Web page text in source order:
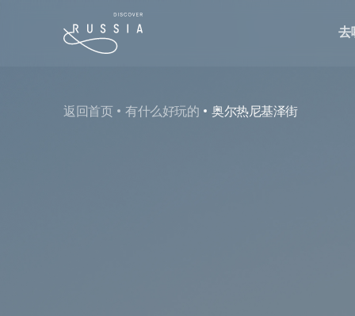
去
返回首页 有什么好玩的 奥尔热尼基泽街